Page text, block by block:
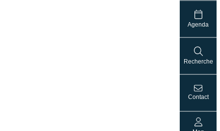
Agenda
Recherche
Contact